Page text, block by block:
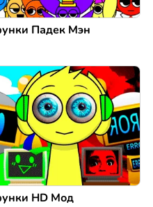
Падек Мэн
HD Мод